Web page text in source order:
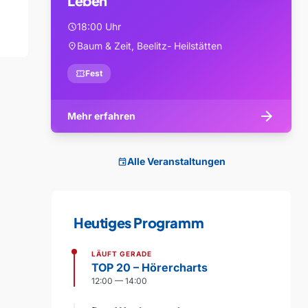
schedule18:00 Uhr
location_onBaum & Zeit, Beelitz- Heilstätten
confirmation_numberFest
Mehr erfahren arrow_forward
eventAlle Veranstaltungen
Heutiges Programm
LÄUFT GERADE
TOP 20 – Hörercharts
12:00 — 14:00